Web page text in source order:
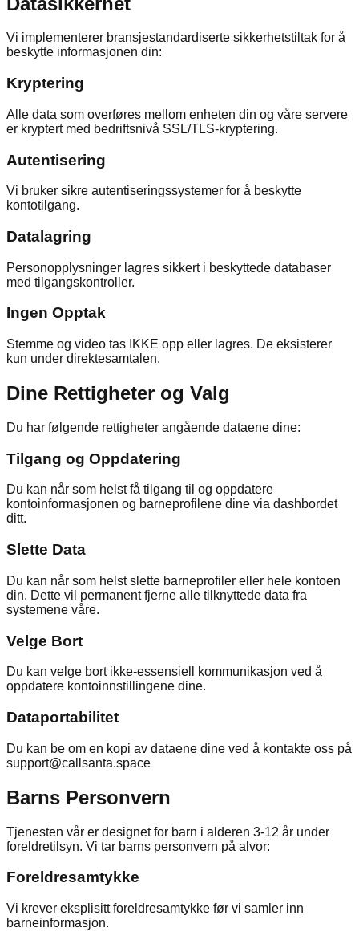
Vi implementerer bransjestandardiserte sikkerhetstiltak for å
beskytte informasjonen din:
Kryptering
Alle data som overføres mellom enheten din og våre servere
er kryptert med bedriftsnivå SSL/TLS-kryptering.
Autentisering
Vi bruker sikre autentiseringssystemer for å beskytte
kontotilgang.
Datalagring
Personopplysninger lagres sikkert i beskyttede databaser
med tilgangskontroller.
Ingen Opptak
Stemme og video tas IKKE opp eller lagres. De eksisterer
kun under direktesamtalen.
Dine Rettigheter og Valg
Du har følgende rettigheter angående dataene dine:
Tilgang og Oppdatering
Du kan når som helst få tilgang til og oppdatere
kontoinformasjonen og barneprofilene dine via dashbordet
ditt.
Slette Data
Du kan når som helst slette barneprofiler eller hele kontoen
din. Dette vil permanent fjerne alle tilknyttede data fra
systemene våre.
Velge Bort
Du kan velge bort ikke-essensiell kommunikasjon ved å
oppdatere kontoinnstillingene dine.
Dataportabilitet
Du kan be om en kopi av dataene dine ved å kontakte oss på
support@callsanta.space
Barns Personvern
Tjenesten vår er designet for barn i alderen 3-12 år under
foreldretilsyn. Vi tar barns personvern på alvor:
Foreldresamtykke
Vi krever eksplisitt foreldresamtykke før vi samler inn
barneinformasjon.